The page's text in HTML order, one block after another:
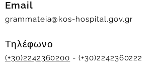
Email
grammateia@kos-hospital.gov.gr
Τηλέφωνο
(+30)2242360200 - (+30)2242360222